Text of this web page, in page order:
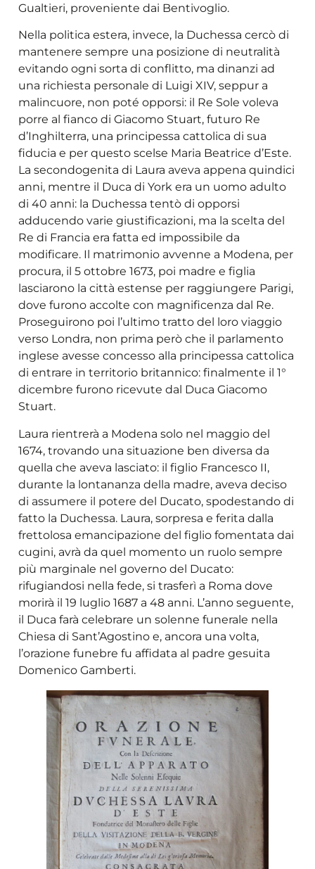
Gualtieri, proveniente dai Bentivoglio.
Nella politica estera, invece, la Duchessa cercò di
mantenere sempre una posizione di neutralità
evitando ogni sorta di conflitto, ma dinanzi ad
una richiesta personale di Luigi XIV, seppur a
malincuore, non poté opporsi: il Re Sole voleva
porre al fianco di Giacomo Stuart, futuro Re
d’Inghilterra, una principessa cattolica di sua
fiducia e per questo scelse Maria Beatrice d’Este.
La secondogenita di Laura aveva appena quindici
anni, mentre il Duca di York era un uomo adulto
di 40 anni: la Duchessa tentò di opporsi
adducendo varie giustificazioni, ma la scelta del
Re di Francia era fatta ed impossibile da
modificare. Il matrimonio avvenne a Modena, per
procura, il 5 ottobre 1673, poi madre e figlia
lasciarono la città estense per raggiungere Parigi,
dove furono accolte con magnificenza dal Re.
Proseguirono poi l’ultimo tratto del loro viaggio
verso Londra, non prima però che il parlamento
inglese avesse concesso alla principessa cattolica
di entrare in territorio britannico: finalmente il 1°
dicembre furono ricevute dal Duca Giacomo
Stuart.
Laura rientrerà a Modena solo nel maggio del
1674, trovando una situazione ben diversa da
quella che aveva lasciato: il figlio Francesco II,
durante la lontananza della madre, aveva deciso
di assumere il potere del Ducato, spodestando di
fatto la Duchessa. Laura, sorpresa e ferita dalla
frettolosa emancipazione del figlio fomentata dai
cugini, avrà da quel momento un ruolo sempre
più marginale nel governo del Ducato:
rifugiandosi nella fede, si trasferì a Roma dove
morirà il 19 luglio 1687 a 48 anni. L’anno seguente,
il Duca farà celebrare un solenne funerale nella
Chiesa di Sant’Agostino e, ancora una volta,
l’orazione funebre fu affidata al padre gesuita
Domenico Gamberti.